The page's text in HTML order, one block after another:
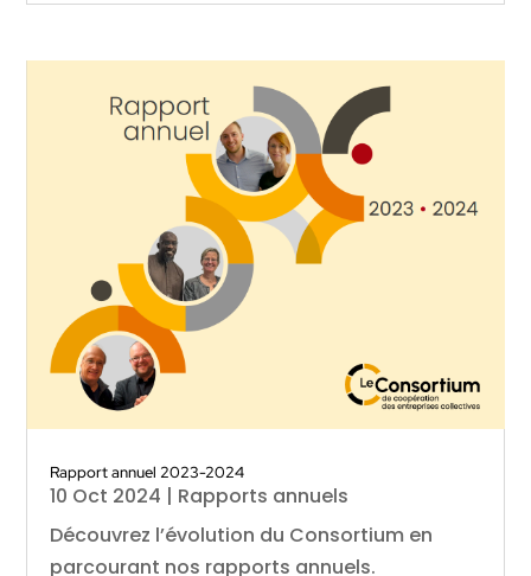
Rapport annuel 2023-2024
10 Oct 2024 | Rapports annuels
Découvrez l’évolution du Consortium en
parcourant nos rapports annuels.